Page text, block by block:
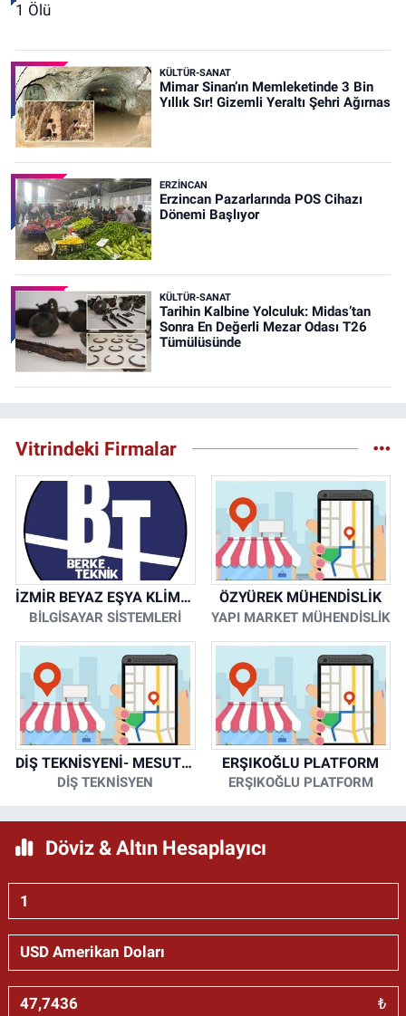
KÜLTÜR-SANAT
Mimar Sinan’ın Memleketinde 3 Bin
Yıllık Sır! Gizemli Yeraltı Şehri Ağırnas
ERZINCAN
Erzincan Pazarlarında POS Cihazı
Dönemi Başlıyor
KÜLTÜR-SANAT
Tarihin Kalbine Yolculuk: Midas’tan
Sonra En Değerli Mezar Odası T26
Tümülüsünde
Vitrindeki Firmalar
İZMİR BEYAZ EŞYA KLİMA KOMBİ SERVİSİ
BİLGİSAYAR SİSTEMLERİ
ÖZYÜREK MÜHENDİSLİK
YAPI MARKET MÜHENDİSLİK
DİŞ TEKNİSYENİ- MESUT KORKMAZ
DİŞ TEKNİSYEN
ERŞIKOĞLU PLATFORM
ERŞIKOĞLU PLATFORM
Döviz & Altın Hesaplayıcı
₺